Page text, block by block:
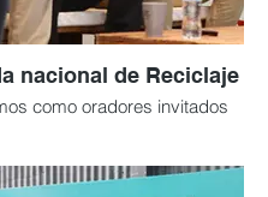
nacional de Reciclaje
como oradores invitados